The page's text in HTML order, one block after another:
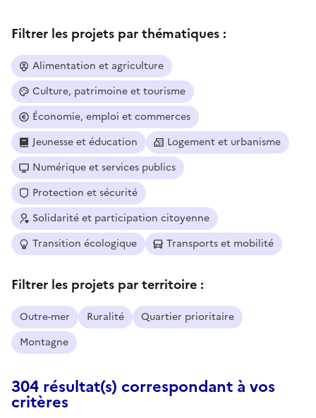
Filtrer les projets par thématiques :
Alimentation et agriculture
Culture, patrimoine et tourisme
Économie, emploi et commerces
Jeunesse et éducation
Logement et urbanisme
Numérique et services publics
Protection et sécurité
Solidarité et participation citoyenne
Transition écologique
Transports et mobilité
Filtrer les projets par territoire :
Outre-mer Ruralité
Quartier prioritaire
Montagne
304 résultat(s) correspondant à vos
critères